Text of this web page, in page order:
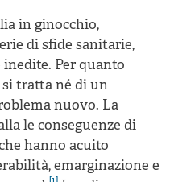
in ginocchio,
di sfide sanitarie,
Per quanto
si tratta né di un
nuovo. La
le conseguenze di
hanno acuito
emarginazione e